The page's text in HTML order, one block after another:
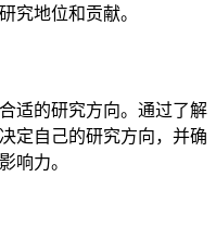
究地位和贡献。
适的研究方向。通过了解
定自己的研究方向，并确
响力。